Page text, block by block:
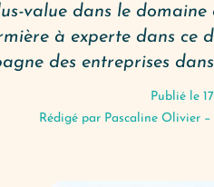
value dans le domaine
à experte dans ce
des entreprises
Publié le
Rédigé par Pascaline Olivier −